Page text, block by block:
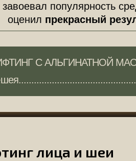
завоевал популярность
оценил прекрасный
С АЛЬГИНАТНОЙ
лица и шеи